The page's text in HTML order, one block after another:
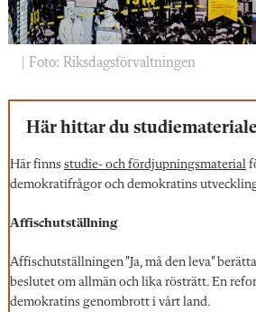
| Foto: Riksdagsförvaltningen
Här hittar du
Här finns studie- och fördjupningsmaterial
demokratifrågor och demokratins
Affischutställning
Affischutställningen "Ja, må den leva"
beslutet om allmän och lika rösträtt. En
demokratins genombrott i vårt land.